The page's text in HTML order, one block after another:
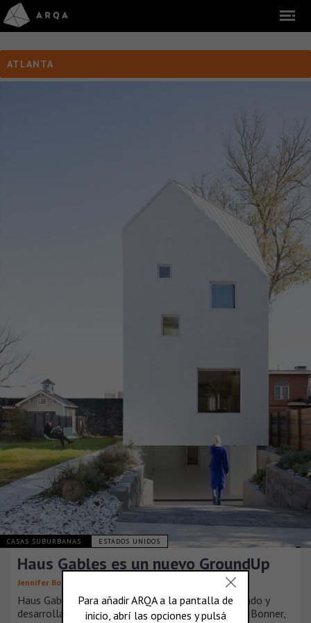
ATLANTA
CASAS SUBURBANAS ESTADOS UNIDOS
Haus Gables es un nuevo GroundUp
Jennifer Bonner/MALL
Haus Gables, un nuevo proyecto residencial diseñado y
desarrollada por la diseñadora arquitecta Jennifer Bonner,